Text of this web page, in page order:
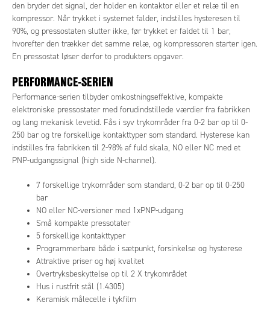
den bryder det signal, der holder en kontaktor eller et relæ til en
kompressor. Når trykket i systemet falder, indstilles hysteresen til
90%, og pressostaten slutter ikke, før trykket er faldet til 1 bar,
hvorefter den trækker det samme relæ, og kompressoren starter igen.
En pressostat løser derfor to produkters opgaver.
PERFORMANCE-SERIEN
Performance-serien tilbyder omkostningseffektive, kompakte
elektroniske pressostater med forudindstillede værdier fra fabrikken
og lang mekanisk levetid. Fås i syv trykområder fra 0-2 bar op til 0-
250 bar og tre forskellige kontakttyper som standard. Hysterese kan
indstilles fra fabrikken til 2-98% af fuld skala, NO eller NC med et
PNP-udgangssignal (high side N-channel).
7 forskellige trykområder som standard, 0-2 bar op til 0-250
bar
NO eller NC-versioner med 1xPNP-udgang
Små kompakte pressotater
5 forskellige kontakttyper
Programmerbare både i sætpunkt, forsinkelse og hysterese
Attraktive priser og høj kvalitet
Overtryksbeskyttelse op til 2 X trykområdet
Hus i rustfrit stål (1.4305)
Keramisk målecelle i tykfilm